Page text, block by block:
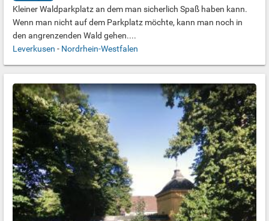
Kleiner Waldparkplatz an dem man sicherlich Spaß haben kann.
Wenn man nicht auf dem Parkplatz möchte, kann man noch in
den angrenzenden Wald gehen....
Leverkusen - Nordrhein-Westfalen